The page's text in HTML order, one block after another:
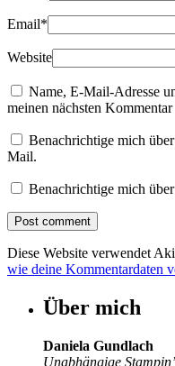
Email*
Website
Name, E-Mail-Adresse
meinen nächsten Kommentar
Benachrichtige mich
Mail.
Benachrichtige mich
Diese Website verwendet
wie deine Kommentardaten
Über mich
Daniela Gundlach
Unabhängige